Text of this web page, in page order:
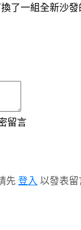
了一組全新沙
留言
先 登入 以發表留